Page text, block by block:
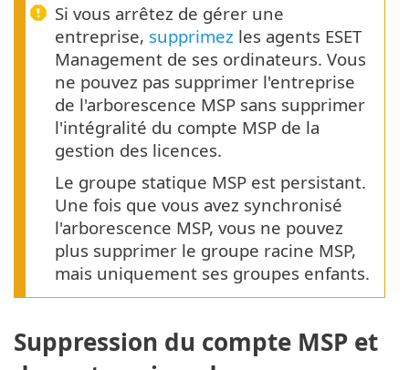
Si vous arrêtez de gérer une
entreprise, supprimez les agents ESET
Management de ses ordinateurs. Vous
ne pouvez pas supprimer l'entreprise
de l'arborescence MSP sans supprimer
l'intégralité du compte MSP de la
gestion des licences.
Le groupe statique MSP est persistant.
Une fois que vous avez synchronisé
l'arborescence MSP, vous ne pouvez
plus supprimer le groupe racine MSP,
mais uniquement ses groupes enfants.
Suppression du compte MSP et